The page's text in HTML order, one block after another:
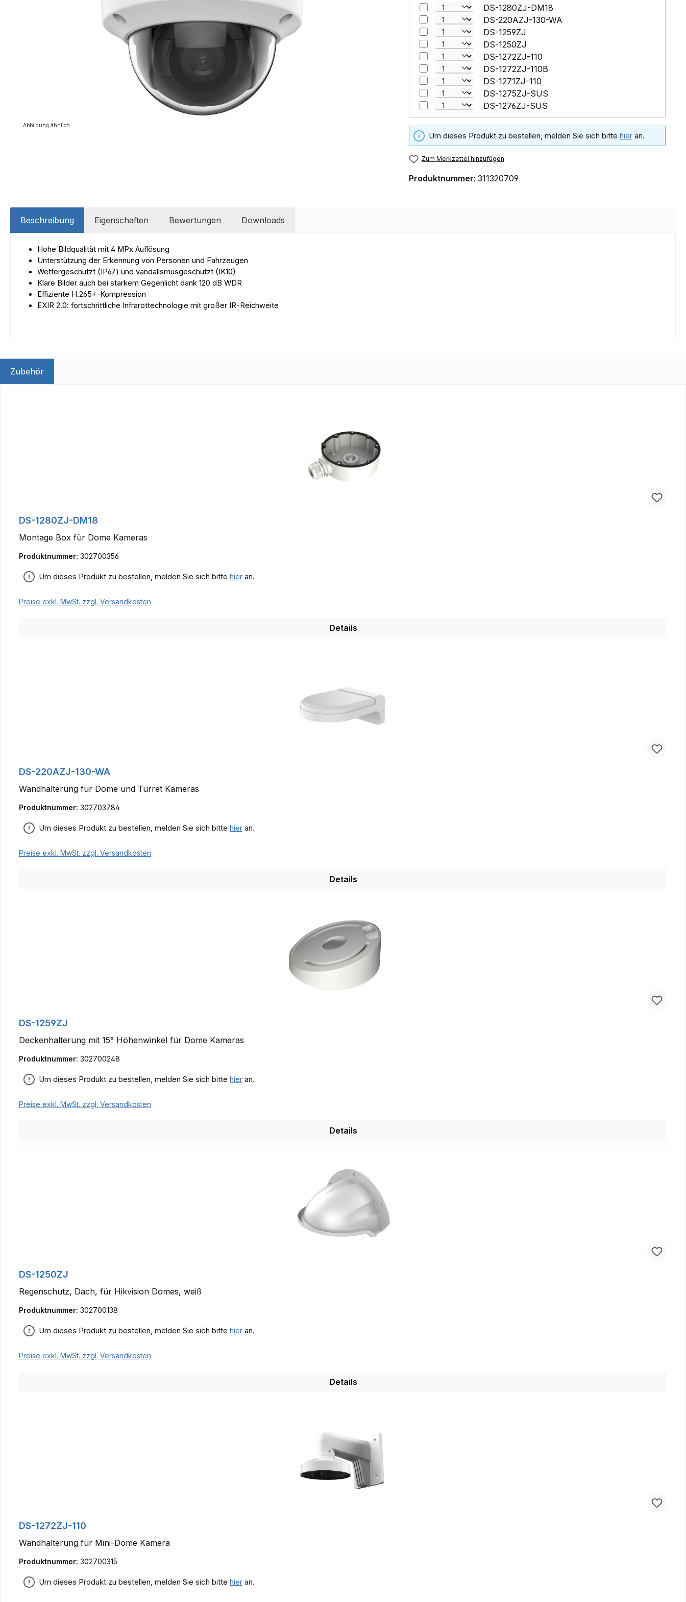
Abbildung ähnlich
DS-1280ZJ-DM18
DS-220AZJ-130-WA
DS-1259ZJ
DS-1250ZJ
DS-1272ZJ-110
DS-1272ZJ-110B
DS-1271ZJ-110
DS-1275ZJ-SUS
DS-1276ZJ-SUS
Um dieses Produkt zu bestellen, melden Sie sich bitte hieran.
Zum Merkzettel hinzufügen
Produktnummer: 311320709
Beschreibung Eigenschaften Bewertungen Downloads
Hohe Bildqualität mit 4 MPx Auflösung
Unterstützung der Erkennung von Personen und Fahrzeugen
Wettergeschützt (IP67) und vandalismusgeschützt (IK10)
Klare Bilder auch bei starkem Gegenlicht dank 120 dB WDR
Effiziente H.265+-Kompression
EXIR 2.0: fortschrittliche Infrarottechnologie mit großer IR-Reichweite
Zubehör
DS-1280ZJ-DM18
Montage Box für Dome Kameras
Produktnummer: 302700356
Um dieses Produkt zu bestellen, melden Sie sich bitte hier an.
Preise exkl. MwSt. zzgl. Versandkosten
Details
DS-220AZJ-130-WA
Wandhalterung für Dome und Turret Kameras
Produktnummer: 302703784
Um dieses Produkt zu bestellen, melden Sie sich bitte hier an.
Preise exkl. MwSt. zzgl. Versandkosten
Details
DS-1259ZJ
Deckenhalterung mit 15° Höhenwinkel für Dome Kameras
Produktnummer: 302700248
Um dieses Produkt zu bestellen, melden Sie sich bitte hier an.
Preise exkl. MwSt. zzgl. Versandkosten
Details
DS-1250ZJ
Regenschutz, Dach, für Hikvision Domes, weiß
Produktnummer: 302700138
Um dieses Produkt zu bestellen, melden Sie sich bitte hier an.
Preise exkl. MwSt. zzgl. Versandkosten
Details
DS-1272ZJ-110
Wandhalterung für Mini-Dome Kamera
Produktnummer: 302700315
Um dieses Produkt zu bestellen, melden Sie sich bitte hier an.